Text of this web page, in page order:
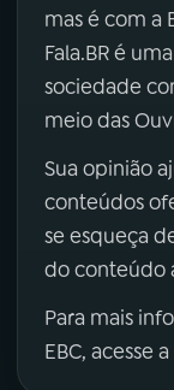
mas é com a
Fala.BR é
sociedade
meio das
Sua opinião
conteúdos
se esqueça
do conteúdo
Para mais
EBC, acesse